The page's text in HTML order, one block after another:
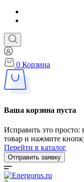
0 Корзина
Ваша корзина пуста
Исправить это
товар и нажмите
Перейти в каталог
Отправить заявку